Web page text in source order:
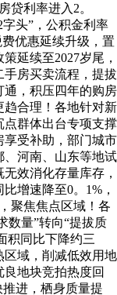
贷利率进入2。
头”，公积金利率
优惠延续升级，置
延续至2027岁尾，
房买卖流程，提拔
通，积压四年的购房
趋合理！各地针对新
点群体出台专项支撑
享受补助，部门城市
、河南、山东等地试
效消化存量库存，
增速降至0。1%，
聚焦焦点区域！各
数量”转向“提拔质
积同比下降约三
区域，削减低效用地
地块竞拍热度回
进，栖身质量提